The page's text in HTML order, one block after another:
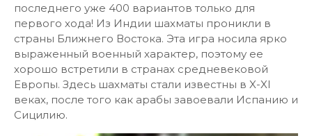
последнего уже 400 вариантов только для
первого хода! Из Индии шахматы проникли в
страны Ближнего Востока. Эта игра носила ярко
выраженный военный характер, поэтому ее
хорошо встретили в странах средневековой
Европы. Здесь шахматы стали известны в X-XI
веках, после того как арабы завоевали Испанию и
Сицилию.